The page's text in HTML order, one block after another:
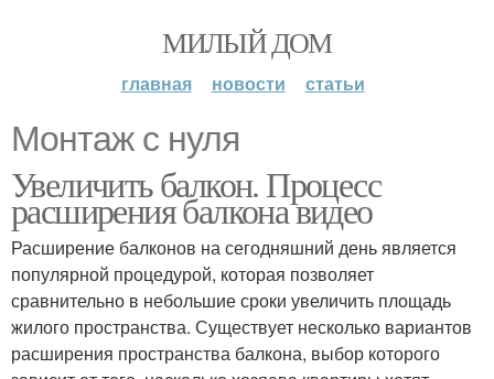
МИЛЫЙ ДОМ
главная новости статьи
Монтаж с нуля
Увеличить балкон. Процесс
расширения балкона видео
Расширение балконов на сегодняшний день является
популярной процедурой, которая позволяет
сравнительно в небольшие сроки увеличить площадь
жилого пространства. Существует несколько вариантов
расширения пространства балкона, выбор которого